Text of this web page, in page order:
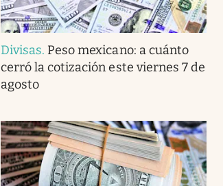
Divisas. Peso mexicano: a cuánto
cerró la cotización este viernes 7 de
agosto